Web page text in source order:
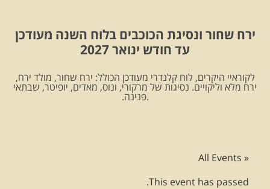
ירח שחור ונסיגת הכוכבים בלוח השנה מעודכן
עד חודש ינואר 2027
לקוראיי היקרים, לוח קלנדרי מעודכן הכולל: ירח שחור, מולד ירח,
ירח מלא וליקויים. נסיגות של מרקורי, ונוס, מאדים, יופיטר, שבתאי
.פנינה.
« All Events
This event has passed.